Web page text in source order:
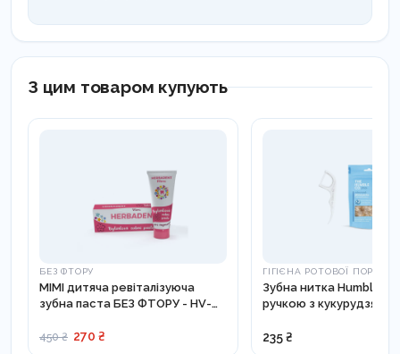
З цим товаром купують
БЕЗ ФТОРУ
MIMI дитяча ревіталізуюча
зубна паста БЕЗ ФТОРУ - HV-
450 ₴ 270 ₴
ГІГІЄНА РОТОВОЇ
Зубна нитка Humble
ручкою з
покриттям - DFPR001
235 ₴